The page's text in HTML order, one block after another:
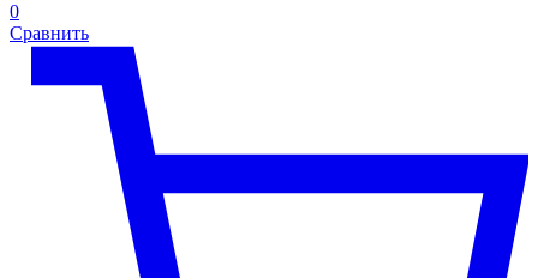
0
Сравнить